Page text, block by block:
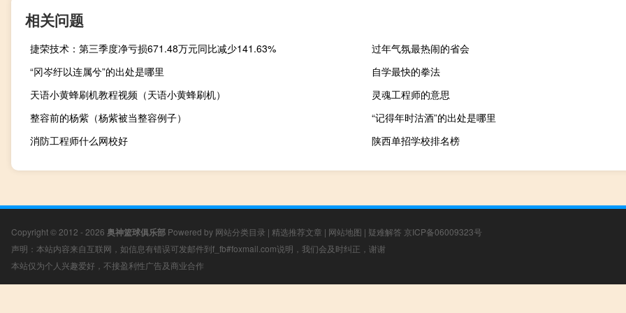
相关问题
捷荣技术：第三季度净亏损671.48万元同比减少141.63%
过年气氛最热闹的省会
“冈岑纡以连属兮”的出处是哪里
自学最快的拳法
天语小黄蜂刷机教程视频（天语小黄蜂刷机）
灵魂工程师的意思
整容前的杨紫（杨紫被当整容例子）
“记得年时沽酒”的出处是哪里
消防工程师什么网校好
陕西单招学校排名榜
Copyright © 2012 - 2026 奥神篮球俱乐部 Powered by 网站分类目录 | 精选推荐文章 | 网站地图 | 疑难解答 京ICP备06009323号
声明：本站内容来自互联网，如信息有错误可发邮件到f_fb#foxmail.com说明，我们会及时纠正，谢谢
本站仅为个人兴趣爱好，不接盈利性广告及商业合作